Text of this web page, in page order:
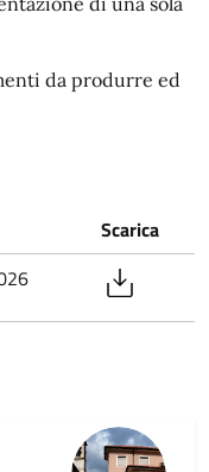
da produrre ed
Scarica